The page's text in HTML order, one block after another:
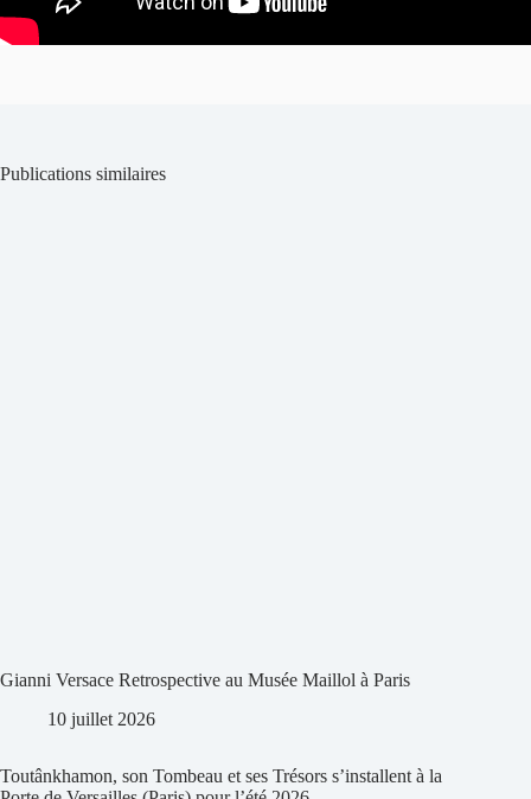
Publications similaires
Gianni Versace Retrospective au Musée Maillol à Paris
10 juillet 2026
Toutânkhamon, son Tombeau et ses Trésors s’installent à la